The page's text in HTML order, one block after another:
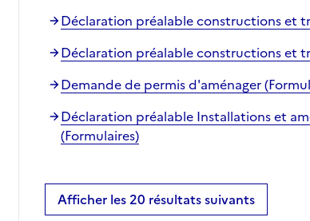
Déclaration préalable constructions et
Déclaration préalable constructions et
Demande de permis d'aménager
Déclaration préalable Installations et
(Formulaires)
Afficher les 20 résultats suivants